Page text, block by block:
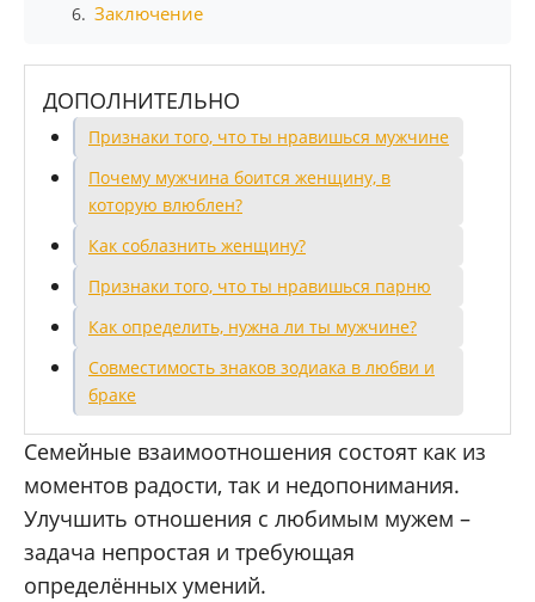
6. Заключение
ДОПОЛНИТЕЛЬНО
Признаки того, что ты нравишься мужчине
Почему мужчина боится женщину, в
которую влюблен?
Как соблазнить женщину?
Признаки того, что ты нравишься парню
Как определить, нужна ли ты мужчине?
Совместимость знаков зодиака в любви и
браке
Семейные взаимоотношения состоят как из
моментов радости, так и недопонимания.
Улучшить отношения с любимым мужем –
задача непростая и требующая
определённых умений.